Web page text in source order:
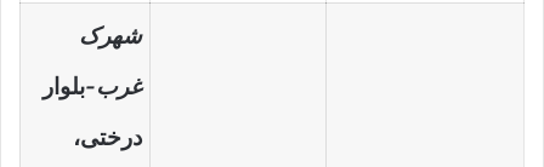
شهرک
غرب-بلوار
درختی،